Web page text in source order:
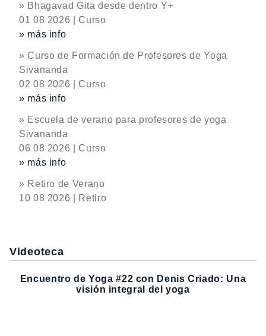
» Bhagavad Gita desde dentro Y+
01 08 2026 | Curso
» más info
» Curso de Formación de Profesores de Yoga
Sivananda
02 08 2026 | Curso
» más info
» Escuela de verano para profesores de yoga
Sivananda
06 08 2026 | Curso
» más info
» Retiro de Verano
10 08 2026 | Retiro
Videoteca
Encuentro de Yoga #22 con Denis Criado: Una
visión integral del yoga